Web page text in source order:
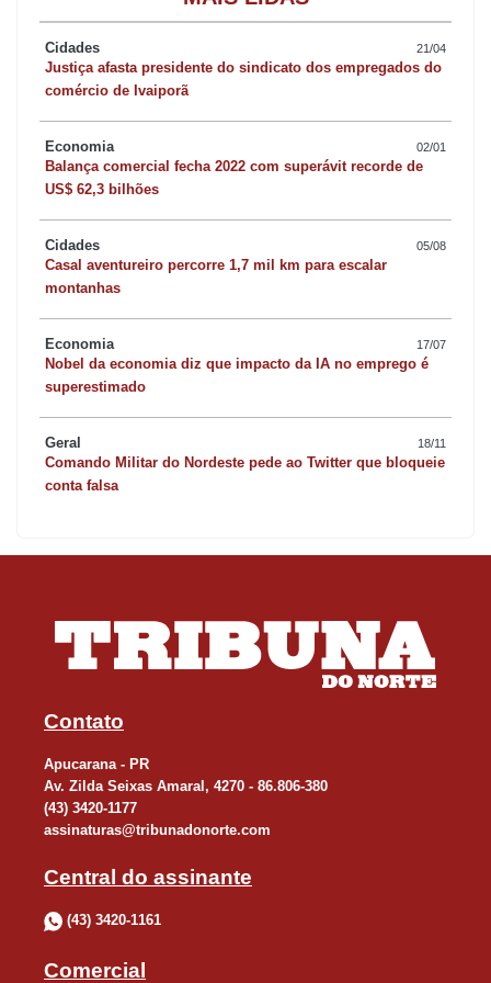
afirmou que estes itens são extremamente importantes para a
preservação do meio ambiente, ampliação da vida útil do aterro
sanitário e para o fortalecimento da Cooperativa de Materiais
Recicláveis de Ivaiporã (Copemari).
“Ivaiporã encerra a gestão 2021-2024 com uma excelente notícia
e tenho certeza que, entre 2025 e 2028, a gestão de resíduos
sólidos domiciliares será fortalecida e contará com mais recursos
– além da colaboração da população na separação adequada
dos resíduos”, declarou Denise Kusminski.
No Estado do Paraná foram contemplados os municípios de
Borrazópolis, Campo Largo, Cascavel, Ivaiporã, Ibiporã, Marechal
PAC. Os recursos são a fundo perdido, ou seja, sem a
necessidade de devolução. As intervenções começam, em 2025,
“Aqueles municípios do Paraná que tinham projetos prontos,
esse recurso tão importante. Diminuir os resíduos que são
despejados em aterros significa menos problemas de saúde para
as pessoas e a garantia de maior qualidade ambiental”, afirmou à
AEN a coordenadora de Saneamento Ambiental e Economia
Os municípios contemplados cumpriram os seguintes requisitos:
licenças ambientais (Centro de Triagem, Compostagem e Aterro
Sanitário); execução das obras do Aterro Sanitário,
atividades à educação ambiental; contrato e legislação específica
com a Sanepar para a cobrança da taxa de lixo; funcionamento
Cidades 21/04
Justiça afasta presidente do sindicato dos empregados do
comércio de Ivaiporã
Economia 02/01
Balança comercial fecha 2022 com superávit recorde de
US$ 62,3 bilhões
Cidades 05/08
Casal aventureiro percorre 1,7 mil km para escalar
montanhas
Economia 17/07
Nobel da economia diz que impacto da IA no emprego é
superestimado
Geral 18/11
Comando Militar do Nordeste pede ao Twitter que bloqueie
conta falsa
Contato
Apucarana - PR
Av. Zilda Seixas Amaral, 4270 - 86.806-380
(43) 3420-1177
assinaturas@tribunadonorte.com
Central do assinante
(43) 3420-1161
Comercial